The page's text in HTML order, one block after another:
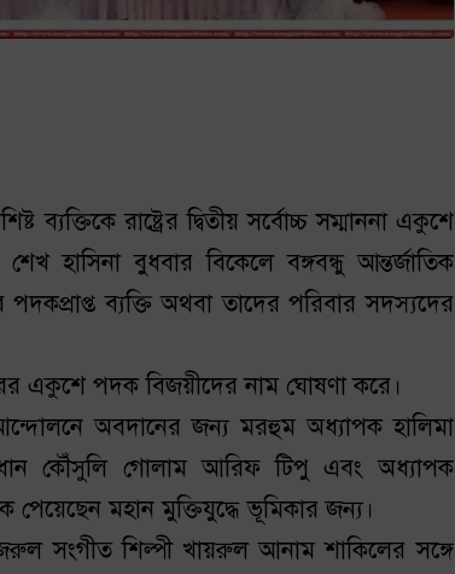
ব্যক্তিকে রাষ্ট্রের দ্বিতীয় সর্বোচ্চ সম্মাননা একুশে
হাসিনা বুধবার বিকেলে বঙ্গবন্ধু আন্তর্জাতিক
ব্যক্তি অথবা তাদের পরিবার সদস্যদের
একুশে পদক বিজয়ীদের নাম ঘোষণা করে।
অবদানের জন্য মরহুম অধ্যাপক হালিমা
কৌঁসুলি গোলাম আরিফ টিপু এবং অধ্যাপক
পেয়েছেন মহান মুক্তিযুদ্ধে ভূমিকার জন্য।
সংগীত শিল্পী খায়রুল আনাম শাকিলের সঙ্গে